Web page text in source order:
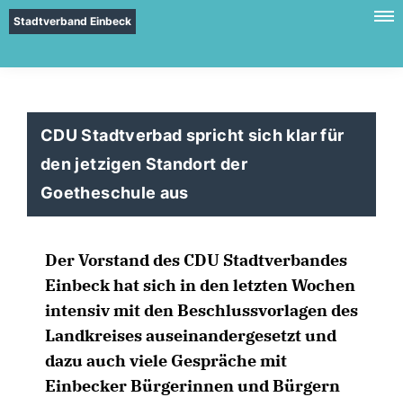
Stadtverband Einbeck
CDU Stadtverbad spricht sich klar für
den jetzigen Standort der
Goetheschule aus
Der Vorstand des CDU Stadtverbandes
Einbeck hat sich in den letzten Wochen
intensiv mit den Beschlussvorlagen des
Landkreises auseinandergesetzt und
dazu auch viele Gespräche mit
Einbecker Bürgerinnen und Bürgern